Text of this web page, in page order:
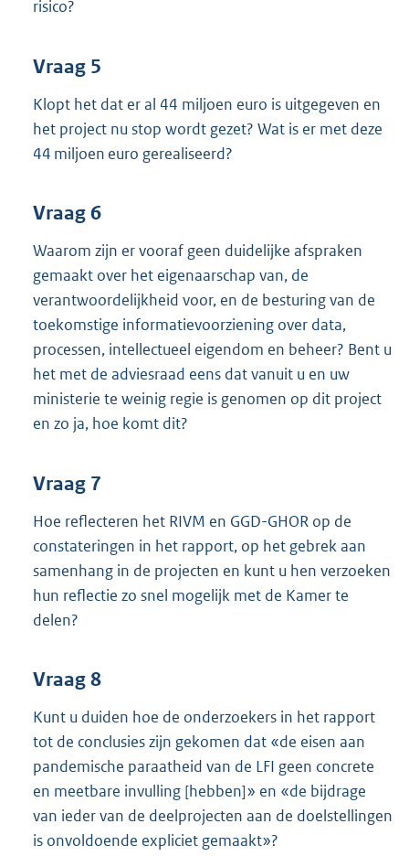
risico?
Vraag 5
Klopt het dat er al 44 miljoen euro is uitgegeven en
het project nu stop wordt gezet? Wat is er met deze
44 miljoen euro gerealiseerd?
Vraag 6
Waarom zijn er vooraf geen duidelijke afspraken
gemaakt over het eigenaarschap van, de
verantwoordelijkheid voor, en de besturing van de
toekomstige informatievoorziening over data,
processen, intellectueel eigendom en beheer? Bent u
het met de adviesraad eens dat vanuit u en uw
ministerie te weinig regie is genomen op dit project
en zo ja, hoe komt dit?
Vraag 7
Hoe reflecteren het RIVM en GGD-GHOR op de
constateringen in het rapport, op het gebrek aan
samenhang in de projecten en kunt u hen verzoeken
hun reflectie zo snel mogelijk met de Kamer te
delen?
Vraag 8
Kunt u duiden hoe de onderzoekers in het rapport
tot de conclusies zijn gekomen dat «de eisen aan
pandemische paraatheid van de LFI geen concrete
en meetbare invulling [hebben]» en «de bijdrage
van ieder van de deelprojecten aan de doelstellingen
is onvoldoende expliciet gemaakt»?